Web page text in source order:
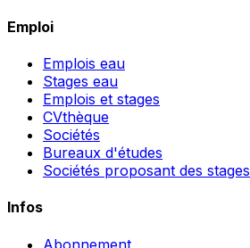
Emploi
Emplois eau
Stages eau
Emplois et stages
CVthèque
Sociétés
Bureaux d'études
Sociétés proposant des stages
Infos
Abonnement